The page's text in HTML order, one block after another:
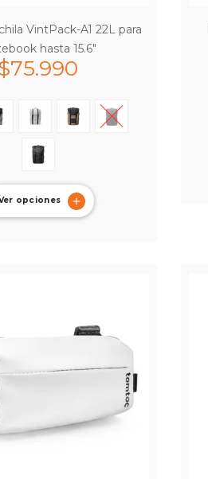
VintPack-A1 22L para
hasta 15.6″
75.990
opciones